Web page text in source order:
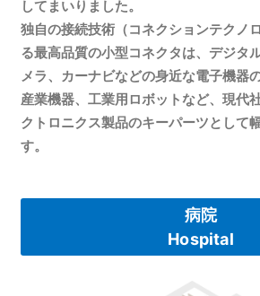
してまいりました。
独自の接続技術（コネクションテクノ
る最高品質の小型コネクタは、デジタ
メラ、カーナビなどの身近な電子機器
産業機器、工業用ロボットなど、現代
クトロニクス製品のキーパーツとして
す。
病院
Hospital